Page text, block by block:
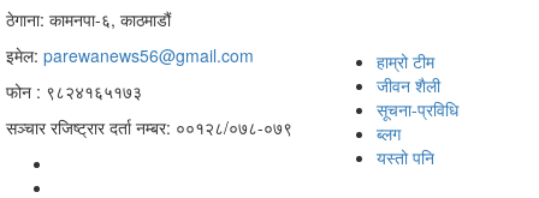
ठेगाना: कामनपा-६, काठमाडौं
इमेल: parewanews56@gmail.com
फोन : ९८२४१६५१७३
सञ्चार रजिष्ट्रार दर्ता नम्बर: ००१२८/०७८-०७९
हाम्रो टीम
जीवन शैली
सूचना-प्रविधि
ब्लग
यस्तो पनि